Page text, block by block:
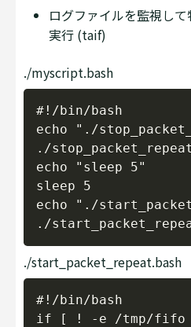
ログファイルを監視し
実行 (taif)
./myscript.bash
#!/bin/bash
echo "./
./
echo "sleep 5"
sleep 5
echo "./
./start_packet_repeat.bash
#!/bin/bash
if [ ! -e /tmp/fifo